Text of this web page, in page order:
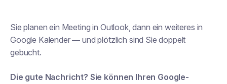
Sie planen ein Meeting in Outlook, dann ein weiteres in
Google Kalender — und plötzlich sind Sie doppelt
gebucht.
Die gute Nachricht? Sie können Ihren Google-